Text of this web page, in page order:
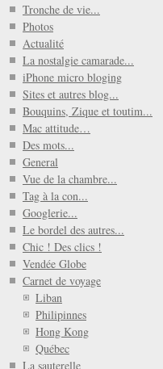
Tronche de vie...
Photos
Actualité
La nostalgie camarade...
iPhone micro bloging
Sites et autres blog...
Bouquins, Zique et toutim...
Mac attitude…
Des mots...
General
Vue de la chambre...
Tag à la con...
Googlerie...
Le bordel des autres...
Chic ! Des clics !
Vendée Globe
Carnet de voyage
Liban
Philipinnes
Hong Kong
Québec
La sauterelle